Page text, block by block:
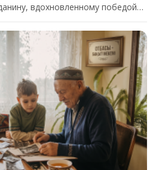
вдохновленному победой…